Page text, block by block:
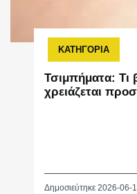
ΚΑΤΗΓΟΡΙΑ
Τσιμπήματα: Τι
χρειάζεται
Δημοσιεύτηκε 2026-06-